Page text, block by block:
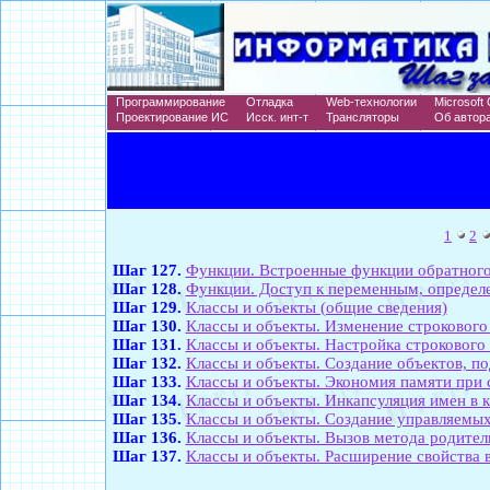
Программирование Отладка Web-технологии
Microsoft
Проектирование ИС
Исск. инт-т Трансляторы Об
1 2
Шаг 127. Функции. Встроенные функции
Шаг 128. Функции. Доступ к переменным,
Шаг 129. Классы и объекты (общие сведения)
Шаг 130. Классы и объекты. Изменение строкового
Шаг 131. Классы и объекты. Настройка
Шаг 132. Классы и объекты. Создание объектов,
Шаг 133. Классы и объекты. Экономия памяти при
Шаг 134. Классы и объекты. Инкапсуляция имен в
Шаг 135. Классы и объекты. Создание
Шаг 136. Классы и объекты. Вызов метода
Шаг 137. Классы и объекты. Расширение свойства